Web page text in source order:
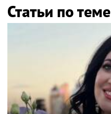
Статьи по теме